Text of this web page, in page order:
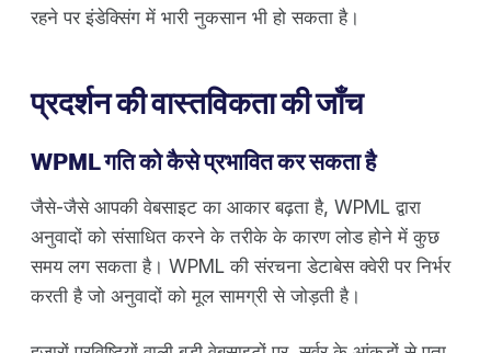
रहने पर इंडेक्सिंग में भारी नुकसान भी हो सकता है।
प्रदर्शन की वास्तविकता की जाँच
WPML गति को कैसे प्रभावित कर सकता है
जैसे-जैसे आपकी वेबसाइट का आकार बढ़ता है, WPML द्वारा
अनुवादों को संसाधित करने के तरीके के कारण लोड होने में कुछ
समय लग सकता है। WPML की संरचना डेटाबेस क्वेरी पर निर्भर
करती है जो अनुवादों को मूल सामग्री से जोड़ती है।